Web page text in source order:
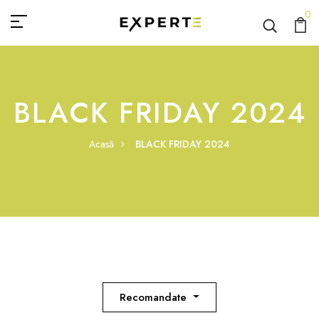
0
BLACK FRIDAY 2024
Acasă BLACK FRIDAY 2024
Recomandate